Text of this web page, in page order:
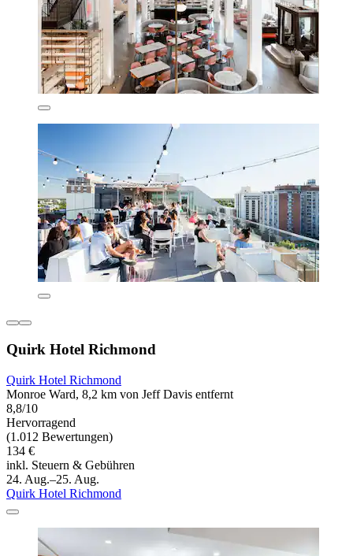
Quirk Hotel Richmond
Quirk Hotel Richmond
Monroe Ward, 8,2 km von Jeff Davis entfernt
8,8/10
Hervorragend
(1.012 Bewertungen)
134 €
inkl. Steuern & Gebühren
24. Aug.–25. Aug.
Quirk Hotel Richmond